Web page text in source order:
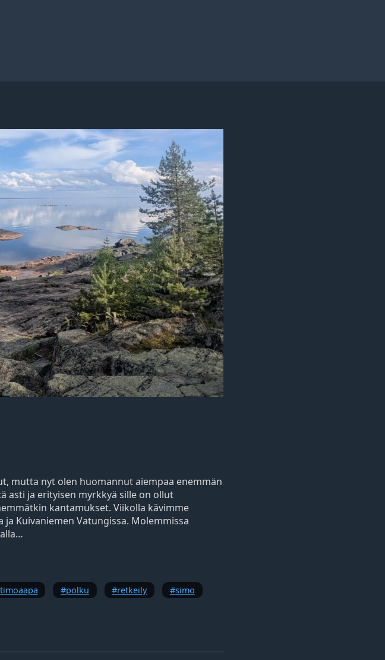
mutta nyt olen huomannut aiempaa enemmän
asti ja erityisen myrkkyä sille on ollut
kantamukset. Viikolla kävimme
Kuivaniemen Vatungissa. Molemmissa
polku retkeily
simo